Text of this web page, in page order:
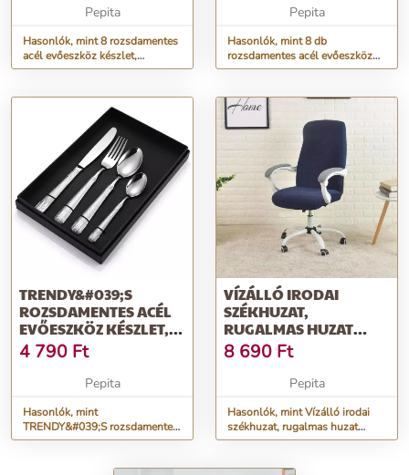
Pepita
Hasonlók, mint 8 rozsdamentes
acél evőeszköz készlet,
utazáshoz és irodához, TRE...
Pepita
Hasonlók, mint 8 db
rozsdamentes acél evőeszköz
készlet, utazáshoz és irodai
TRENDY&#039;S
ROZSDAMENTES ACÉL
EVŐESZKÖZ KÉSZLET,
UTAZÁSI ÉS IRODAI H...
4 790 Ft
Pepita
Hasonlók, mint
TRENDY&#039;S rozsdamentes
acél evőeszköz készlet, utazási
VÍZÁLLÓ IRODAI
SZÉKHUZAT,
RUGALMAS HUZAT
FORGÓSZÉKHEZ -
SÖTÉTKÉK
8 690 Ft
Pepita
Hasonlók, mint Vízálló irodai
székhuzat, rugalmas huzat
forgószékhez - Sötétkék